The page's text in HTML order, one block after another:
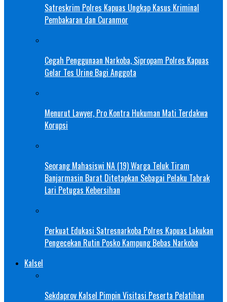
Satreskrim Polres Kapuas Ungkap Kasus Kriminal
Pembakaran dan Curanmor
Cegah Penggunaan Narkoba, Sipropam Polres Kapuas
Gelar Tes Urine Bagi Anggota
Menurut Lawyer, Pro Kontra Hukuman Mati Terdakwa
Korupsi
Seorang Mahasiswi NA (19) Warga Teluk Tiram
Banjarmasin Barat Ditetapkan Sebagai Pelaku Tabrak
Lari Petugas Kebersihan
Perkuat Edukasi Satresnarkoba Polres Kapuas Lakukan
Pengecekan Rutin Posko Kampung Bebas Narkoba
Kalsel
Sekdaprov Kalsel Pimpin Visitasi Peserta Pelatihan